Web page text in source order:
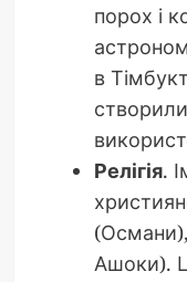
порох і
в
Релігія.
(Османи),
Ашоки).